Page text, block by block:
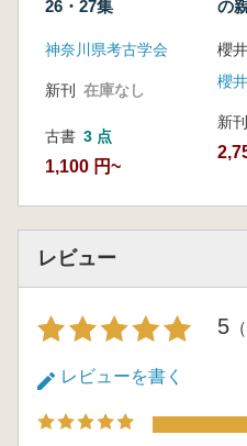
26・27集
神奈川県考古学会
新刊 在庫なし
古書 3 点
1,100 円~
の
櫻
新刊
レビュー
5
レビューを書く